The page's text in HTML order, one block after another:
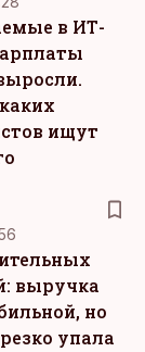
в ИТ-
ищут
выручка
но
упала